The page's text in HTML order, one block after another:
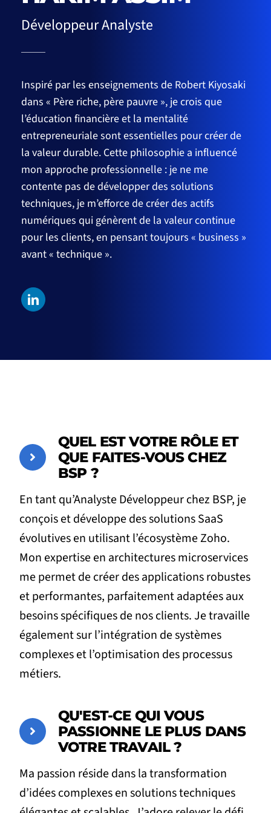
Développeur Analyste
Inspiré par les enseignements de Robert Kiyosaki
dans « Père riche, père pauvre », je crois que
l’éducation financière et la mentalité
entrepreneuriale sont essentielles pour créer de
la valeur durable. Cette philosophie a influencé
mon approche professionnelle : je ne me
contente pas de développer des solutions
techniques, je m’efforce de créer des actifs
numériques qui génèrent de la valeur continue
pour les clients, en pensant toujours « business »
avant « technique ».
QUEL EST VOTRE RÔLE ET
QUE FAITES-VOUS CHEZ
BSP ?
En tant qu’Analyste Développeur chez BSP, je
conçois et développe des solutions SaaS
évolutives en utilisant l’écosystème Zoho.
Mon expertise en architectures microservices
me permet de créer des applications robustes
et performantes, parfaitement adaptées aux
besoins spécifiques de nos clients. Je travaille
également sur l’intégration de systèmes
complexes et l’optimisation des processus
métiers.
QU'EST-CE QUI VOUS
PASSIONNE LE PLUS DANS
VOTRE TRAVAIL ?
Ma passion réside dans la transformation
d’idées complexes en solutions techniques